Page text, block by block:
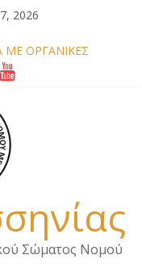
2026
ΜΕ ΟΡΓΑΝΙΚΕΣ
ΣΕ ΥΠΗΡΕΣΙΕΣ ΚΑΙ
Π.Υ. Α/Δ ΚΑΛΑΜΑΤΑΣ
Σώματος Νομού